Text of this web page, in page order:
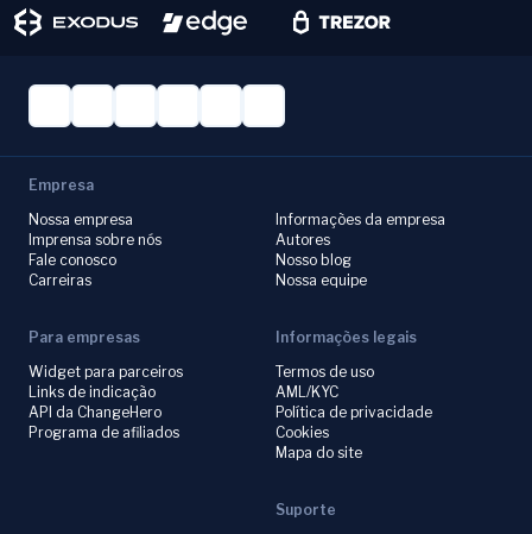
Empresa
Nossa empresa
Imprensa sobre nós
Fale conosco
Carreiras
Informações da empresa
Autores
Nosso blog
Nossa equipe
Para empresas
Widget para parceiros
Links de indicação
API da ChangeHero
Programa de afiliados
Informações legais
Termos de uso
AML/KYC
Política de privacidade
Cookies
Mapa do site
Suporte